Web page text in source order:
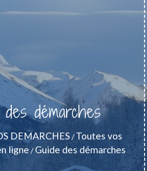
des démarches
DEMARCHES / Toutes vos
ligne / Guide des démarches